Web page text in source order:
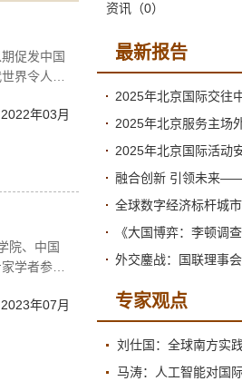
促发中国
界令人信
年03月
院、中国
学者参
年07月
资讯 （0）
最新报告
2025年北京服务主场
专家观点